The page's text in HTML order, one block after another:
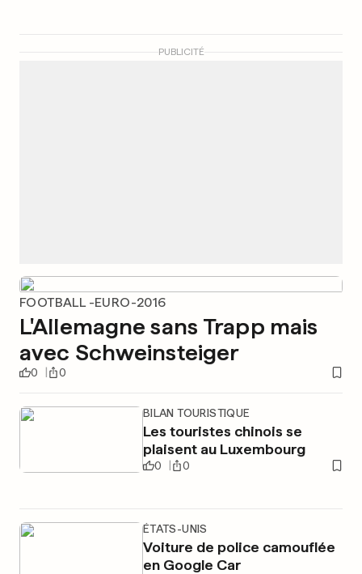
PUBLICITÉ
FOOTBALL -EURO-2016
L'Allemagne sans Trapp mais
avec Schweinsteiger
0 0
BILAN TOURISTIQUE
Les touristes chinois se
plaisent au Luxembourg
0 0
ÉTATS-UNIS
Voiture de police camouflée
en Google Car